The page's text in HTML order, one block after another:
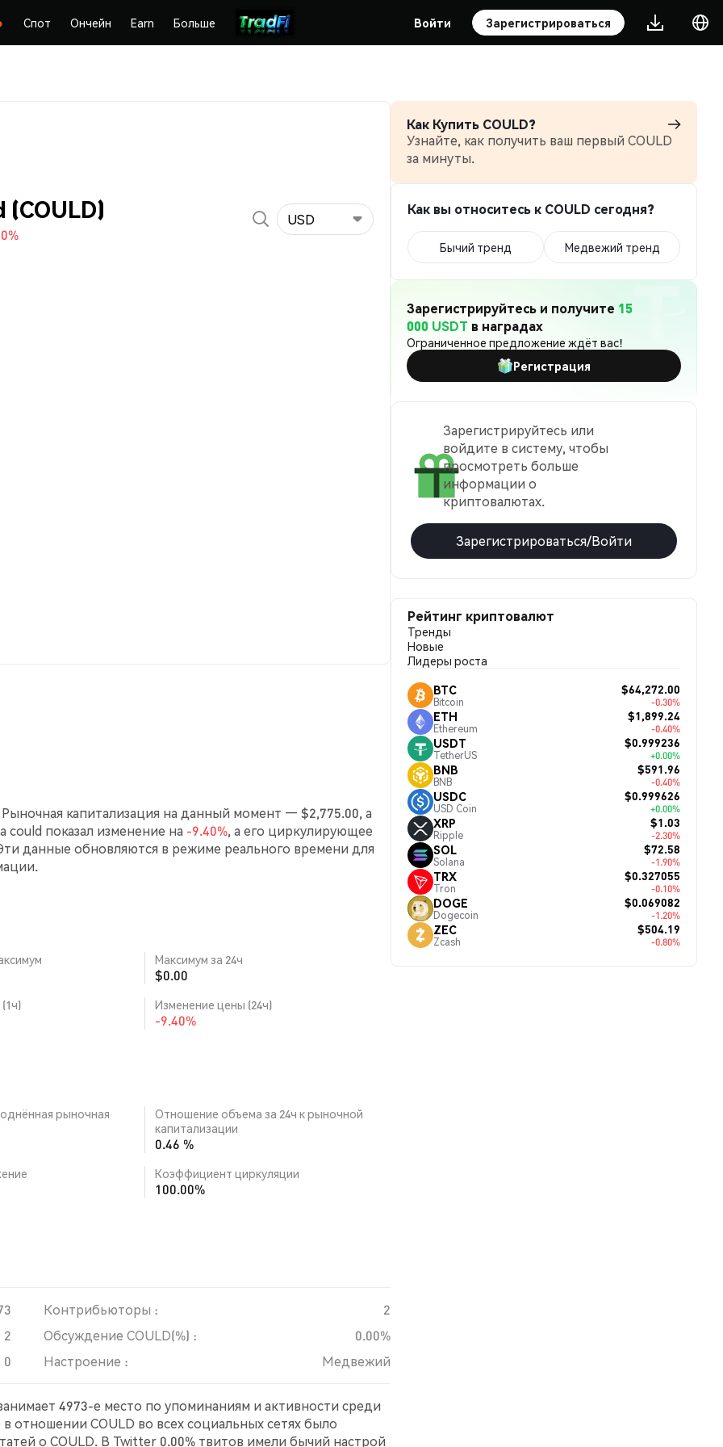
Спот Ончейн Earn Больше Войти Зарегистрироваться
USD
капитализация на данный момент — $2,775.00, а
could показал изменение на -9.40%, а его циркулирующее
данные обновляются в режиме реального времени для
Максимум за 24ч
$0.00
Изменение цены (24ч)
-9.40%
рыночная
Отношение объема за 24ч к рыночной
капитализации
0.46 %
Коэффициент циркуляции
100.00%
Контрибьюторы :
2
2 Обсуждение COULD(%) :
0.00%
0 Настроение : Медвежий
4973-е место по упоминаниям и активности среди
отношении COULD во всех социальных сетях было
о COULD. В Twitter 0.00% твитов имели бычий настрой
Как Купить COULD?
Узнайте, как получить ваш первый COULD
за минуты.
Как вы относитесь к COULD сегодня?
Бычий тренд Медвежий тренд
Зарегистрируйтесь и получите 15
000 USDT в наградах
Ограниченное предложение ждёт вас!
Регистрация
Зарегистрируйтесь или
войдите в систему, чтобы
просмотреть больше
информации о
криптовалютах.
Зарегистрироваться/Войти
Рейтинг криптовалют
Тренды
Новые
Лидеры роста
BTC
Bitcoin
$64,272.00
-0.30%
ETH
Ethereum
$1,899.24
-0.40%
USDT
TetherUS
$0.999236
+0.00%
BNB
BNB
$591.96
-0.40%
USDC
USD Coin
$0.999626
+0.00%
XRP
Ripple
$1.03
-2.30%
SOL
Solana
$72.58
-1.90%
TRX
Tron
$0.327055
-0.10%
DOGE
Dogecoin
$0.069082
-1.20%
ZEC
Zcash
$504.19
-0.80%